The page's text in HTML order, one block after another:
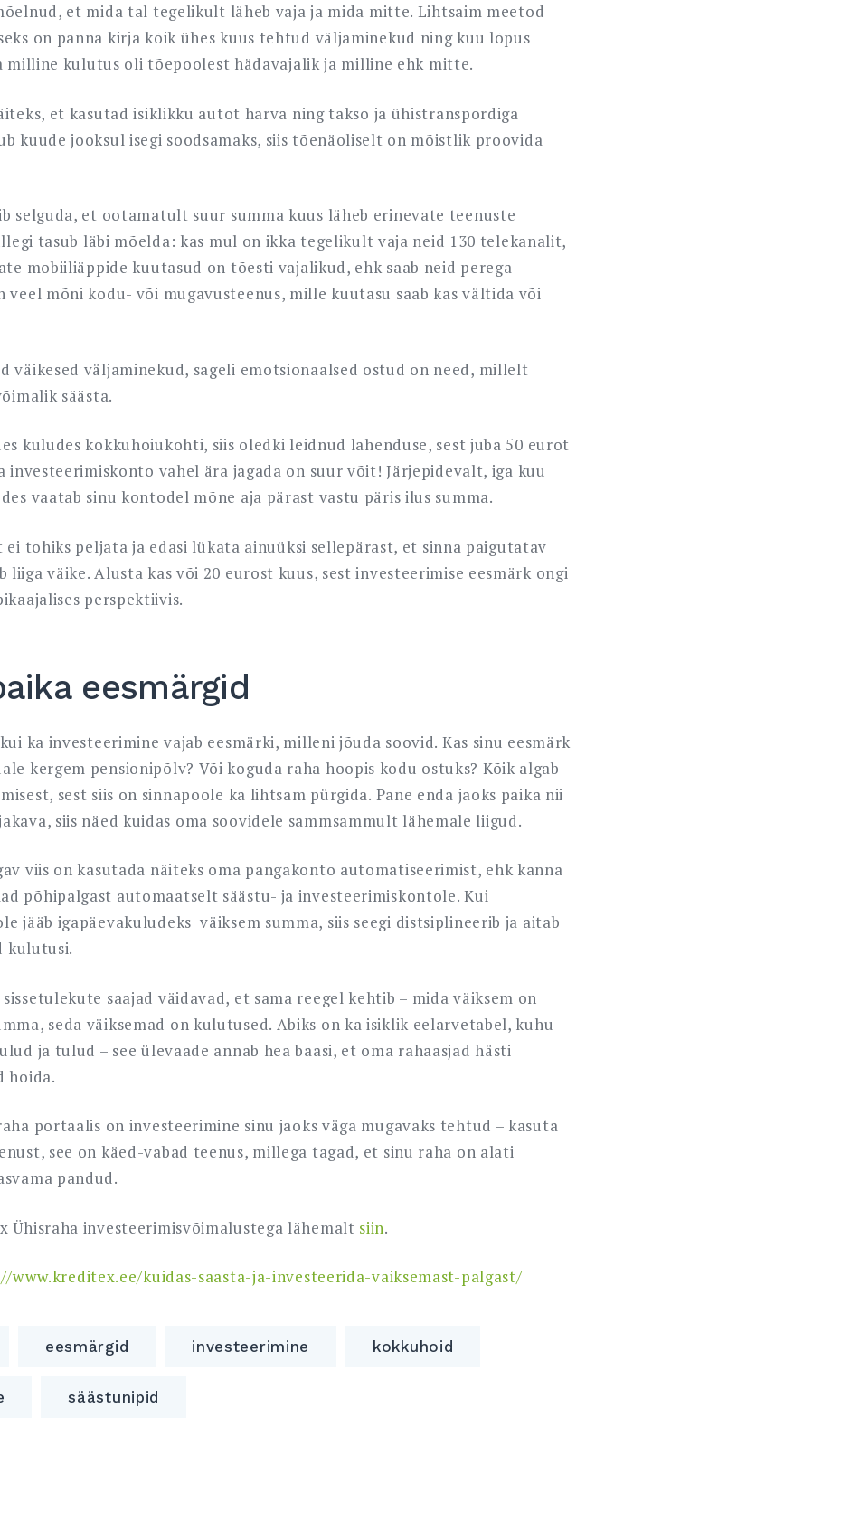
et mida tal tegelikult läheb vaja ja mida mitte. Lihtsaim meetod
on panna kirja kõik ühes kuus tehtud väljaminekud ning kuu lõpus
milline kulutus oli tõepoolest hädavajalik ja milline ehk mitte.
et kasutad isiklikku autot harva ning takso ja ühistranspordiga
kuude jooksul isegi soodsamaks, siis tõenäoliselt on mõistlik proovida
selguda, et ootamatult suur summa kuus läheb erinevate teenuste
tasub läbi mõelda: kas mul on ikka tegelikult vaja neid 130 telekanalit,
mobiiliäppide kuutasud on tõesti vajalikud, ehk saab neid perega
veel mõni kodu- või mugavusteenus, mille kuutasu saab kas vältida või
väikesed väljaminekud, sageli emotsionaalsed ostud on need, millelt
säästa.
kuludes kokkuhoiukohti, siis oledki leidnud lahenduse, sest juba 50 eurot
investeerimiskonto vahel ära jagada on suur võit! Järjepidevalt, iga kuu
vaatab sinu kontodel mõne aja pärast vastu päris ilus summa.
tohiks peljata ja edasi lükata ainuüksi sellepärast, et sinna paigutatav
liiga väike. Alusta kas või 20 eurost kuus, sest investeerimise eesmärk ongi
perspektiivis.
eesmärgid
ka investeerimine vajab eesmärki, milleni jõuda soovid. Kas sinu eesmärk
kergem pensionipõlv? Või koguda raha hoopis kodu ostuks? Kõik algab
sest siis on sinnapoole ka lihtsam pürgida. Pane enda jaoks paika nii
siis näed kuidas oma soovidele sammsammult lähemale liigud.
viis on kasutada näiteks oma pangakonto automatiseerimist, ehk kanna
põhipalgast automaatselt säästu- ja investeerimiskontole. Kui
jääb igapäevakuludeks väiksem summa, siis seegi distsiplineerib ja aitab
kulutusi.
saajad väidavad, et sama reegel kehtib – mida väiksem on
seda väiksemad on kulutused. Abiks on ka isiklik eelarvetabel, kuhu
ja tulud – see ülevaade annab hea baasi, et oma rahaasjad hästi
hoida.
portaalis on investeerimine sinu jaoks väga mugavaks tehtud – kasuta
see on käed-vabad teenus, millega tagad, et sinu raha on alati
pandud.
Ühisraha investeerimisvõimalustega lähemalt siin.
www.kreditex.ee/kuidas-saasta-ja-investeerida-vaiksemast-palgast/
eesmärgid investeerimine kokkuhoid
säästunipid